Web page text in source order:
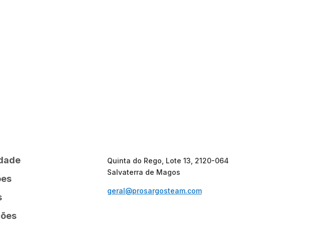
Quinta do Rego, Lote 13, 2120-064
Salvaterra de Magos
geral@prosargosteam.com